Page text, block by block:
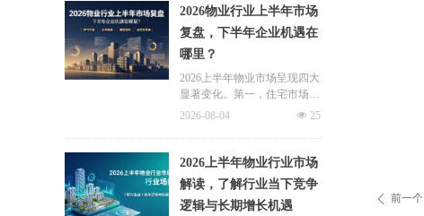
ꄴ 前一个
由原有6种拓展至9种，新增装
修自住住房、支付自住住房物
业费两大民生场景，同时设置
兜底条款支持其他合规住房消
费。这项顶层政策调整，不仅
惠及亿万缴存职工，也将深度
业。
2026物业行业上半年市场
复盘，下半年企业机遇在
哪里？
2026上半年物业市场呈现四大
显著变化。第一，住宅市场全
面进入存量化周期，老旧小区
零散老旧小区运营成本高、单
独经营难以盈利，连片整合、
片区化托管成为主流模式，政
企协同搭建长效运营机制，依
托社区增值服务反哺基础物业
넶 25
2026-08-04
2026上半年物业行业市场
解读，了解行业当下竞争
逻辑与长期增长机遇